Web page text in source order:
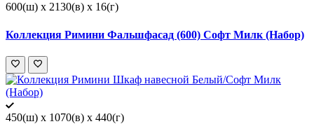
600(ш) x 2130(в) x 16(г)
Коллекция Римини Фальшфасад (600) Софт Милк (Набор)
450(ш) x 1070(в) x 440(г)